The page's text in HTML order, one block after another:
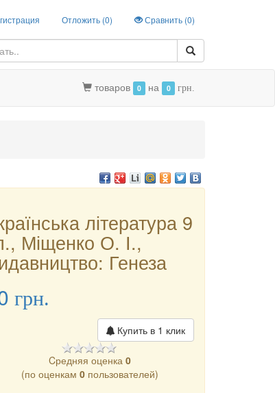
Отложить (0) Сравнить (0)
товаров 0 на 0 грн.
література 9
Міщенко О. І.,
Генеза
грн.
Купить в 1 клик
Cредняя оценка0
(по оценкам0 пользователей)